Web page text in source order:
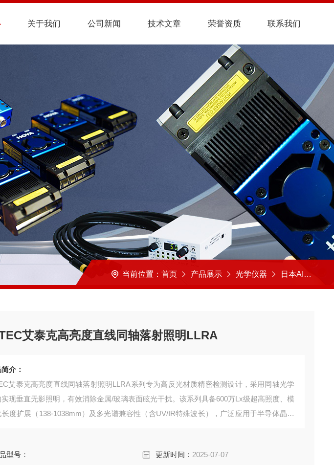
关于我们 公司新闻 技术文章 荣誉资质 联系我们
当前位置： 首页 产品展示 光学仪器 日本AITEC艾泰克
艾泰克高亮度直线同轴落射照明LLRA
介：
艾泰克高亮度直线同轴落射照明LLRA系列专为高反光材质精密检测设计，采用同轴光学
现垂直无影照明，有效消除金属/玻璃表面眩光干扰。该系列具备600万Lx级超高照度、模
长度扩展（138-1038mm）及多光谱兼容性（含UV/IR特殊波长），广泛应用于半导体晶圆
型号：
更新时间： 2025-07-07